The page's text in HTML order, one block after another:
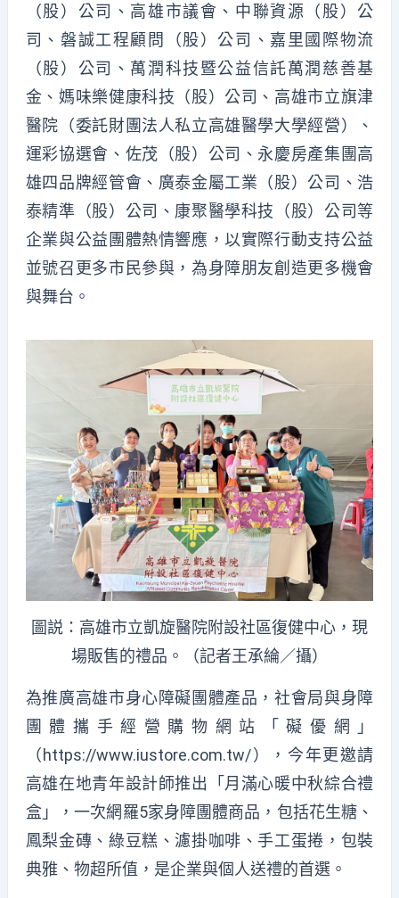
（股）公司、高雄市議會、中聯資源（股）公
司、磐誠工程顧問（股）公司、嘉里國際物流
（股）公司、萬潤科技暨公益信託萬潤慈善基
金、媽味樂健康科技（股）公司、高雄市立旗津
醫院（委託財團法人私立高雄醫學大學經營）、
運彩協選會、佐茂（股）公司、永慶房產集團高
雄四品牌經管會、廣泰金屬工業（股）公司、浩
泰精準（股）公司、康聚醫學科技（股）公司等
企業與公益團體熱情響應，以實際行動支持公益
並號召更多市民參與，為身障朋友創造更多機會
與舞台。
圖説：高雄市立凱旋醫院附設社區復健中心，現
場販售的禮品。（記者王承綸／攝）
為推廣高雄市身心障礙團體產品，社會局與身障
團體攜手經營購物網站「礙優網」
（https://www.iustore.com.tw/），今年更邀請
高雄在地青年設計師推出「月滿心暖中秋綜合禮
盒」，一次網羅5家身障團體商品，包括花生糖、
鳳梨金磚、綠豆糕、濾掛咖啡、手工蛋捲，包裝
典雅、物超所值，是企業與個人送禮的首選。